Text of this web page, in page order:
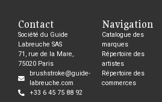
Contact
Société du Guide
Labreuche SAS
71, rue de la Mare,
75020 Paris
brushstroke@guide-
labreuche.com
+33 6 45 75 88 92
Navigation
Catalogue des
marques
Répertoire des
artistes
Répertoire des
commerces